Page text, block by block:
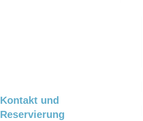
Kontakt und
Reservierung